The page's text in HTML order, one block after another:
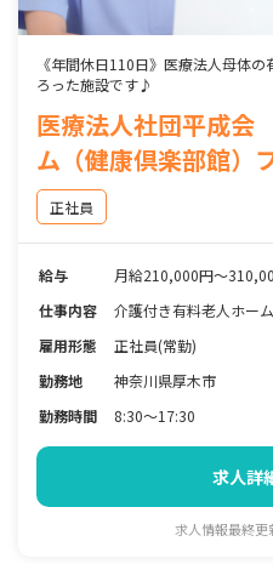
《年間休日110日》医療法人母体
ろった施設です♪
医療法人社団平成
ム（健康倶楽部館）
正社員
給与
月給210,000円〜
仕事内容
介護付き有料老人ホー
雇用形態
正社員(常勤)
勤務地
神奈川県厚木市
勤務時間
8:30～17:30
求人詳
求人情報最終